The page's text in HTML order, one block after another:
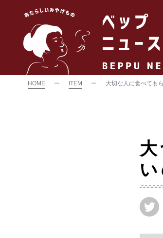
HOME ITEM 大切な人に食べても